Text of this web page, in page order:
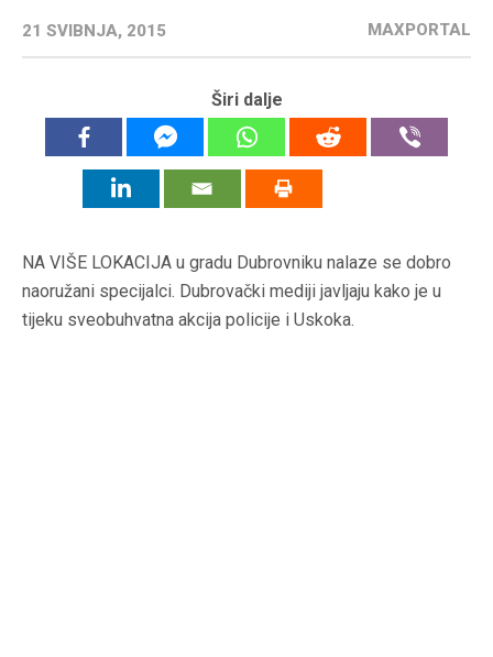
21 SVIBNJA, 2015 MAXPORTAL
Širi dalje
NA VIŠE LOKACIJA u gradu Dubrovniku nalaze se dobro
naoružani specijalci. Dubrovački mediji javljaju kako je u
tijeku sveobuhvatna akcija policije i Uskoka.